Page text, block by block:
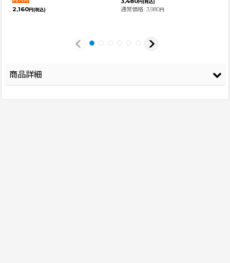
2,160円 (税込)
円 (税込)
通常価格: 3,980円
商品詳細
登録年 2025